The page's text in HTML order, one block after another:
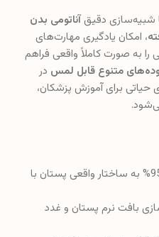
شبیه‌سازی دقیقآناتومی بدن
، امکان یادگیری مهارت‌های
به صورت کاملاً واقعی فراهم
متنوع قابل لمس در
حیاتی برای آموزش پزشکان،
شباهت 95% به ساختار واقعی پستان با
بافت نرم پستان و غدد